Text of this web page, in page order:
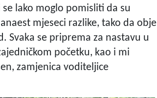
lako moglo pomisliti da su
mjeseci razlike, tako da obje
Svaka se priprema za nastavu u
početku, kao i mi
zamjenica voditeljice